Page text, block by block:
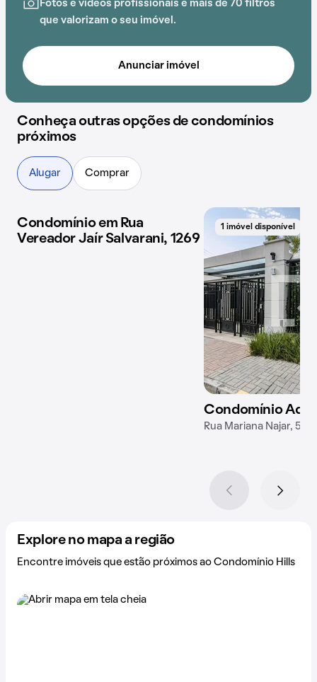
Fotos e vídeos profissionais e mais de 70 filtros
que valorizam o seu imóvel.
Anunciar imóvel
Conheça outras opções de condomínios
próximos
Alugar Comprar
1 imóvel disponível
Condomínio em Rua
Vereador Jaír Salvarani, 1269
1 imóvel disponível
Condomínio
Rua Mariana Najar, 545
Explore no mapa a região
Encontre imóveis que estão próximos ao Condomínio Hills